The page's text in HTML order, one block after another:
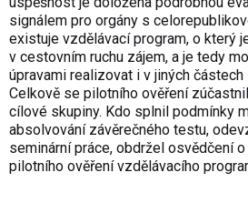
signálem pro orgány s
existuje vzdělávací program, o který
v cestovním ruchu zájem, a je tedy
úpravami realizovat i v jiných částech
Celkově se pilotního ověření
cílové skupiny. Kdo splnil podmínky
absolvování závěrečného testu,
seminární práce, obdržel osvědčení
pilotního ověření vzdělávacího